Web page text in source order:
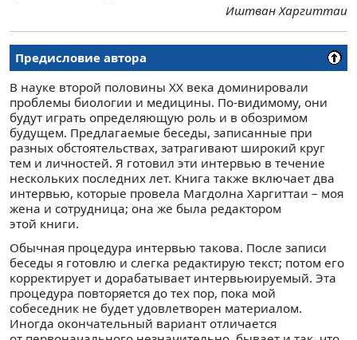
Иштван Харгиттаи
Предисловие автора
В науке второй половины XX века доминировали
проблемы биологии и медицины. По-видимому, они
будут играть определяющую роль и в обозримом
будущем. Предлагаемые беседы, записанные при
разных обстоятельствах, затрагивают широкий круг
тем и личностей. Я готовил эти интервью в течение
нескольких последних лет. Книга также включает два
интервью, которые провела Магдолна Харгиттаи – моя
жена и сотрудница; она же была редактором
этой книги.
Обычная процедура интервью такова. После записи
беседы я готовлю и слегка редактирую текст; потом его
корректирует и дорабатывает интервьюируемый. Эта
процедура повторяется до тех пор, пока мой
собеседник не будет удовлетворен материалом.
Иногда окончательный вариант отличается